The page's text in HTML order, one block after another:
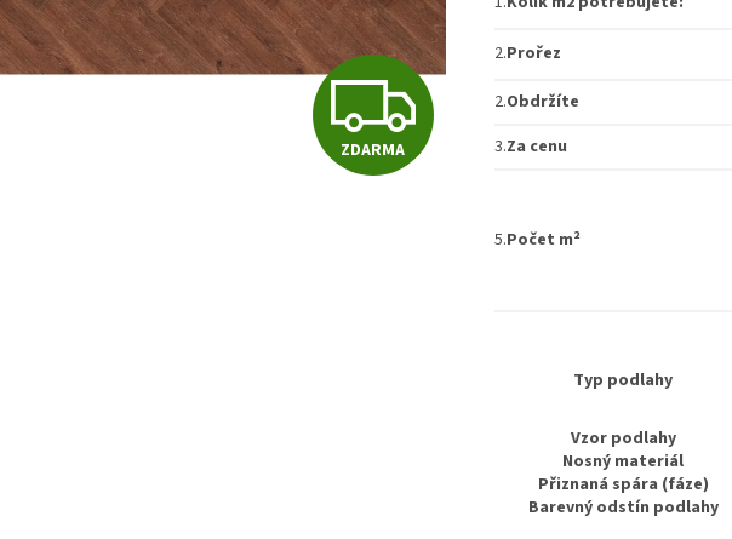
Z
D
ZDARMA
2.Prořez
2.Obdržíte
3.Za cenu
5.Počet m²
Typ podlahy
Vzor podlahy
Nosný materiál
Přiznaná spára (fáze)
Barevný odstín podlahy